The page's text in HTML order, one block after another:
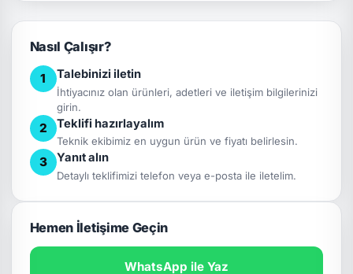
Nasıl Çalışır?
1 Talebinizi iletin
İhtiyacınız olan ürünleri, adetleri ve iletişim bilgilerinizi
girin.
2 Teklifi hazırlayalım
Teknik ekibimiz en uygun ürün ve fiyatı belirlesin.
3 Yanıt alın
Detaylı teklifimizi telefon veya e-posta ile iletelim.
Hemen İletişime Geçin
WhatsApp ile Yaz